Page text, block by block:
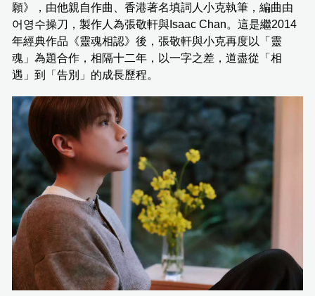
願》，由他親自作曲、香港著名填詞人小克執筆，編曲由
어영수操刀，製作人為張敬軒與Isaac Chan。這是繼2014
年經典作品《靈魂相認》後，張敬軒與小克再度以「靈
魂」為題合作，相隔十二年，以一字之差，道盡從「相
遇」到「告別」的成長歷程。